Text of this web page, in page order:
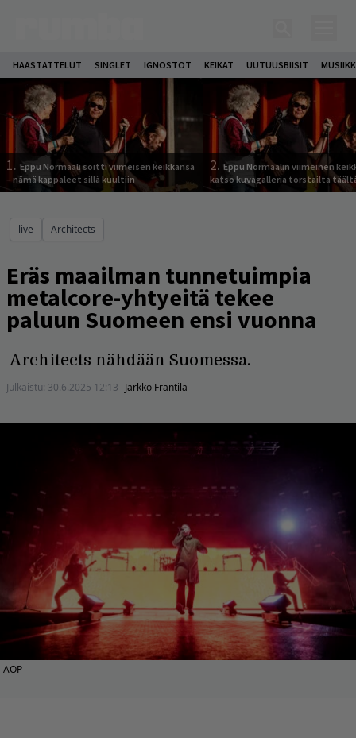
HAASTATTELUT SINGLET IGNOSTOT KEIKAT UUTUUSBIISIT
1. Eppu Normaali soitti viimeisen keikkansa
– nämä kappaleet sillä kuultiin
2. Eppu Normaalin viimeinen
katso kuvagalleria torstailta
live Architects
Eräs maailman tunnetuimpia
metalcore-yhtyeitä tekee
paluun Suomeen ensi vuonna
Architects nähdään Suomessa.
Julkaistu: 30.6.2025 12:13 Jarkko Fräntilä
AOP